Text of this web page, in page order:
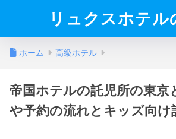
リュクスホテル
ホーム 高級ホテル
帝国ホテルの託児所の東京
や予約の流れとキッズ向け